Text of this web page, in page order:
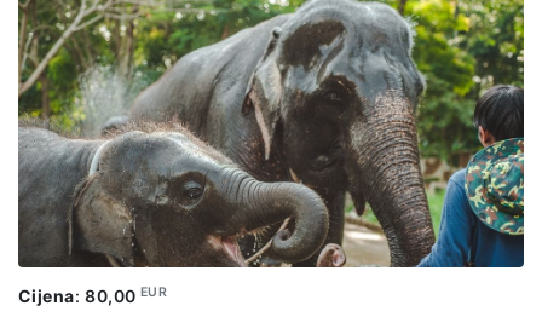
Phuketa i povratak u hotel. Cijena izleta uključuje: ručak,
organizovan prevoz po predviđenom itinereru i stručnog
licenciranog vodiča na engleskom jeziku.
Cijena:80,00 EUR